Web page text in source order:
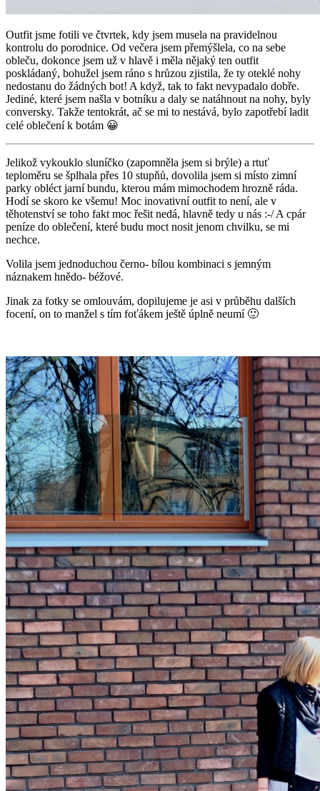
Outfit jsme fotili ve čtvrtek, kdy jsem musela na pravidelnou
kontrolu do porodnice. Od večera jsem přemýšlela, co na sebe
obleču, dokonce jsem už v hlavě i měla nějaký ten outfit
poskládaný, bohužel jsem ráno s hrůzou zjistila, že ty oteklé nohy
nedostanu do žádných bot! A když, tak to fakt nevypadalo dobře.
Jediné, které jsem našla v botníku a daly se natáhnout na nohy, byly
conversky. Takže tentokrát, ač se mi to nestává, bylo zapotřebí ladit
celé oblečení k botám 😀
Jelikož vykouklo sluníčko (zapomněla jsem si brýle) a rtuť
teploměru se šplhala přes 10 stupňů, dovolila jsem si místo zimní
parky obléct jarní bundu, kterou mám mimochodem hrozně ráda.
Hodí se skoro ke všemu! Moc inovativní outfit to není, ale v
těhotenství se toho fakt moc řešit nedá, hlavně tedy u nás :-/ A cpár
peníze do oblečení, které budu moct nosit jenom chvilku, se mi
nechce.
Volila jsem jednoduchou černo- bílou kombinaci s jemným
náznakem hnědo- béžové.
Jinak za fotky se omlouvám, dopilujeme je asi v průběhu dalších
focení, on to manžel s tím foťákem ještě úplně neumí 🙂